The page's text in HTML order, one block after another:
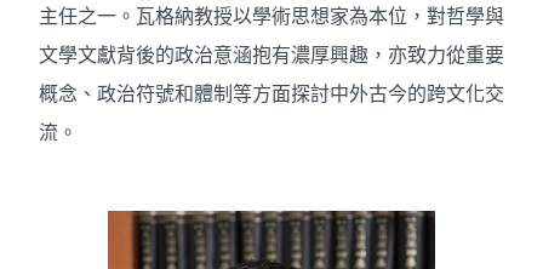
主任之一。瓦格納教授以學術思想家為本位，對哲學與
文學文獻背後的政治意涵抱有濃厚興趣，亦致力從重要
概念、政治符號和體制等方面探討中外古今的跨文化交
流。